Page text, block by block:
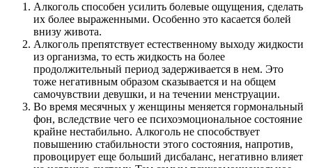
Алкоголь способен усилить болевые ощущения, сделать
их более выраженными. Особенно это касается болей
внизу живота.
Алкоголь препятствует естественному выходу жидкости
из организма, то есть жидкость на более
продолжительный период задерживается в нем. Это
тоже негативным образом сказывается и на общем
самочувствии девушки, и на течении менструации.
Во время месячных у женщины меняется гормональный
фон, вследствие чего ее психоэмоциональное состояние
крайне нестабильно. Алкоголь не способствует
повышению стабильности этого состояния, напротив,
провоцирует еще больший дисбаланс, негативно влияет